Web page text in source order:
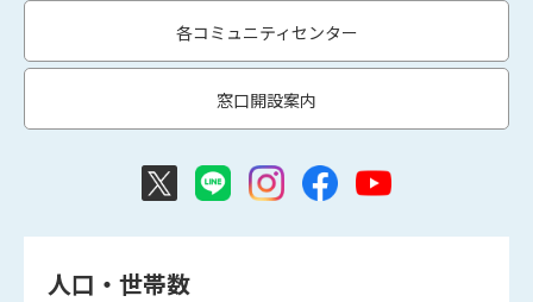
各コミュニティセンター
窓口開設案内
人口・世帯数